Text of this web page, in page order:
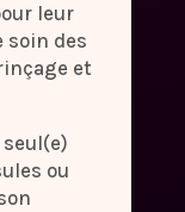
leur
soin des
et
ou